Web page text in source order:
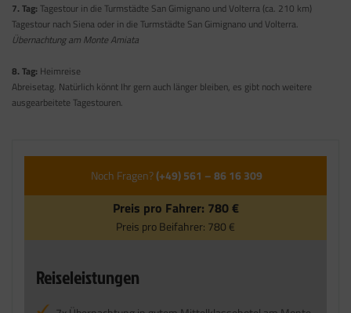
7. Tag: Tagestour in die Turmstädte San Gimignano und Volterra (ca. 210 km)
Tagestour nach Siena oder in die Turmstädte San Gimignano und Volterra.
Übernachtung am Monte Amiata
8. Tag: Heimreise
Abreisetag. Natürlich könnt Ihr gern auch länger bleiben, es gibt noch weitere
ausgearbeitete Tagestouren.
Noch Fragen?(+49) 561 – 86 16 309
Preis pro Fahrer: 780 €
Preis pro Beifahrer: 780 €
Reiseleistungen